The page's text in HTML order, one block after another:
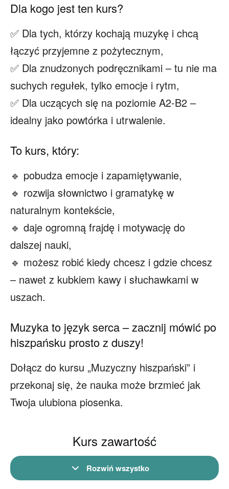
Dla kogo jest ten kurs?
✅ Dla tych, którzy kochają muzykę i chcą
łączyć przyjemne z pożytecznym,
✅ Dla znudzonych podręcznikami – tu nie ma
suchych regułek, tylko emocje i rytm,
✅ Dla uczących się na poziomie A2-B2 –
idealny jako powtórka i utrwalenie.
To kurs, który:
🔹 pobudza emocje i zapamiętywanie,
🔹 rozwija słownictwo i gramatykę w
naturalnym kontekście,
🔹 daje ogromną frajdę i motywację do
dalszej nauki,
🔹 możesz robić kiedy chcesz i gdzie chcesz
– nawet z kubkiem kawy i słuchawkami w
uszach.
Muzyka to język serca – zacznij mówić po
hiszpańsku prosto z duszy!
Dołącz do kursu „Muzyczny hiszpański” i
przekonaj się, że nauka może brzmieć jak
Twoja ulubiona piosenka.
Kurs zawartość
Rozwiń wszystko